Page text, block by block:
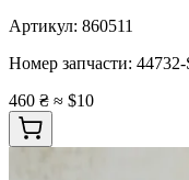
Артикул: 860511
Номер запчасти:
460 ₴ ≈ $10